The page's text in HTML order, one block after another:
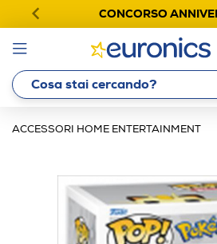
CONCORSO
ACCESSORI HOME ENTERTAINMENT